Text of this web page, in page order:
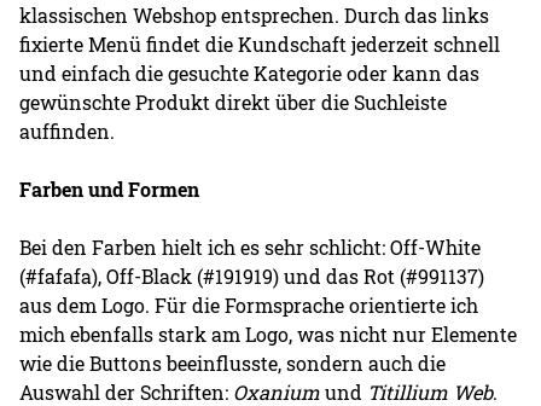
klassischen Webshop entsprechen. Durch das links
fixierte Menü findet die Kundschaft jederzeit schnell
und einfach die gesuchte Kategorie oder kann das
gewünschte Produkt direkt über die Suchleiste
auffinden.
Farben und Formen
Bei den Farben hielt ich es sehr schlicht: Off-White
(#fafafa), Off-Black (#191919) und das Rot (#991137)
aus dem Logo. Für die Formsprache orientierte ich
mich ebenfalls stark am Logo, was nicht nur Elemente
wie die Buttons beeinflusste, sondern auch die
Auswahl der Schriften: Oxaniumund Titillium Web.